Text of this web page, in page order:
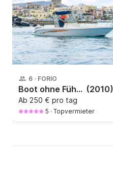
6 · FORIO
Boot ohne Führerschein Terminal Boat Freestyle 21 (2010)
Ab 250 € pro tag
5 · Topvermieter